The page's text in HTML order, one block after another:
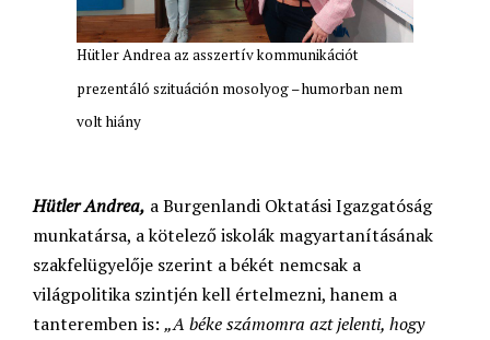
Hütler Andrea az asszertív kommunikációt
prezentáló szituáción mosolyog – humorban nem
volt hiány
Hütler Andrea, a Burgenlandi Oktatási Igazgatóság
munkatársa, a kötelező iskolák magyartanításának
szakfelügyelője szerint a békét nemcsak a
világpolitika szintjén kell értelmezni, hanem a
tanteremben is: „A béke számomra azt jelenti, hogy